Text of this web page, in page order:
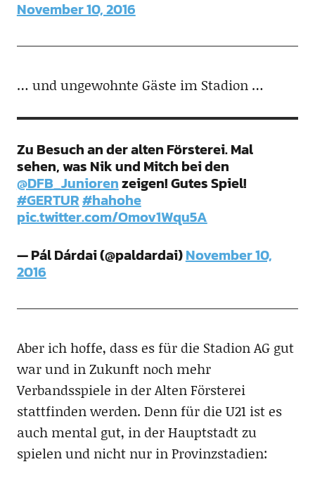
November 10, 2016
… und ungewohnte Gäste im Stadion …
Zu Besuch an der alten Försterei. Mal
sehen, was Nik und Mitch bei den
@DFB_Juniorenzeigen! Gutes Spiel!
#GERTUR#hahohe
pic.twitter.com/Omov1Wqu5A
— Pál Dárdai (@paldardai)November 10,
2016
Aber ich hoffe, dass es für die Stadion AG gut
war und in Zukunft noch mehr
Verbandsspiele in der Alten Försterei
stattfinden werden. Denn für die U21 ist es
auch mental gut, in der Hauptstadt zu
spielen und nicht nur in Provinzstadien: